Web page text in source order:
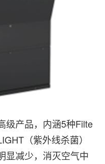
级产品，内涵5种Filte
（紫外线杀菌）
显减少，消灭空气中